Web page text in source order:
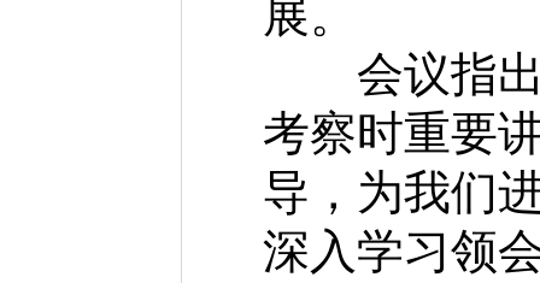
展。
会议指出
考察时重要
导，为我们
深入学习领